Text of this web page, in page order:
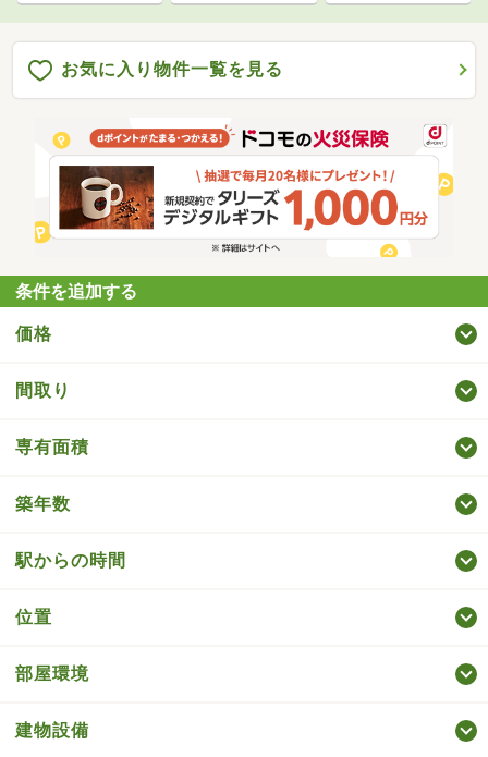
お気に入り物件一覧を見る
条件を追加する
価格
間取り
専有面積
築年数
駅からの時間
位置
部屋環境
建物設備